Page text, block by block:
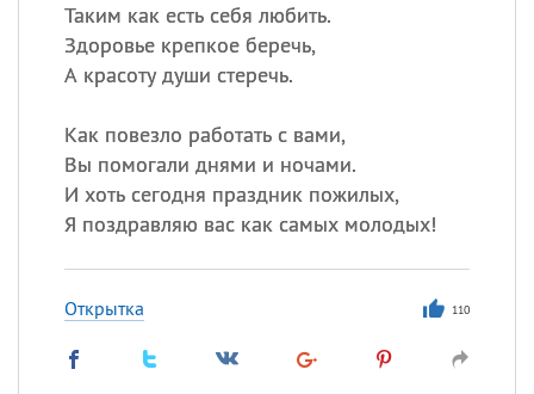
Таким как есть себя любить.
Здоровье крепкое беречь,
А красоту души стеречь.
Как повезло работать с вами,
Вы помогали днями и ночами.
И хоть сегодня праздник пожилых,
Я поздравляю вас как самых молодых!
Открытка 110